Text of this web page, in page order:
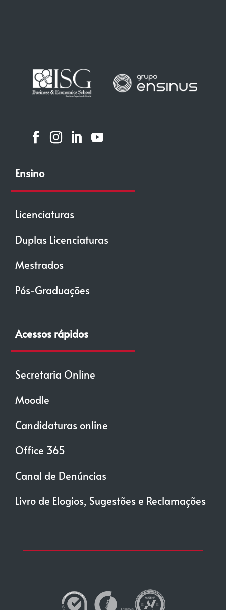
Ensino
Licenciaturas
Duplas Licenciaturas
Mestrados
Pós-Graduações
Acessos rápidos
Secretaria Online
Moodle
Candidaturas online
Office 365
Canal de Denúncias
Livro de Elogios, Sugestões e Reclamações